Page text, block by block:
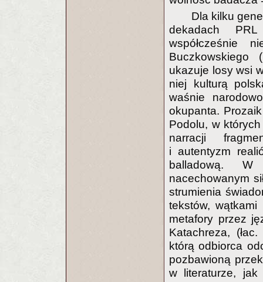
Dla kilku
dekadach
współcześnie
Buczkowskiego
ukazuje losy wsi
niej kulturą
waśnie
okupanta.
Podolu, w których
narracji
i autentyzm
balladową.
nacechowanym
strumienia
tekstów,
metafory przez
Katachreza,
którą odbiorca
pozbawioną
w literaturze,